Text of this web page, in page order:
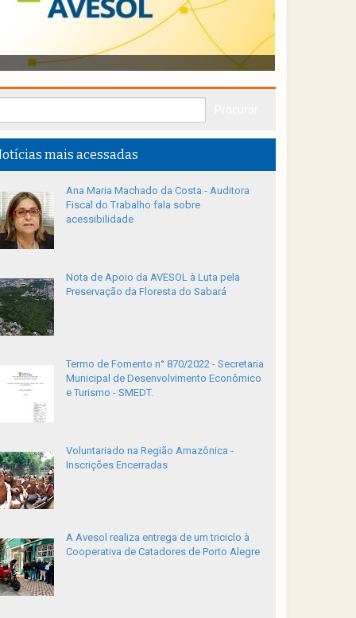
mais acessadas
Ana Maria Machado da Costa - Auditora
Fiscal do Trabalho fala sobre
acessibilidade
Nota de Apoio da AVESOL à Luta pela
Preservação da Floresta do Sabará
Termo de Fomento n° 870/2022 - Secretaria
Municipal de Desenvolvimento Econômico
e Turismo - SMEDT.
Voluntariado na Região Amazônica -
Inscrições Encerradas
A Avesol realiza entrega de um triciclo à
Cooperativa de Catadores de Porto Alegre